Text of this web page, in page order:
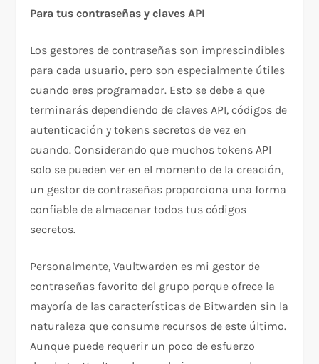
Para tus contraseñas y claves API
Los gestores de contraseñas son imprescindibles
para cada usuario, pero son especialmente útiles
cuando eres programador. Esto se debe a que
terminarás dependiendo de claves API, códigos de
autenticación y tokens secretos de vez en
cuando. Considerando que muchos tokens API
solo se pueden ver en el momento de la creación,
un gestor de contraseñas proporciona una forma
confiable de almacenar todos tus códigos
secretos.
Personalmente, Vaultwarden es mi gestor de
contraseñas favorito del grupo porque ofrece la
mayoría de las características de Bitwarden sin la
naturaleza que consume recursos de este último.
Aunque puede requerir un poco de esfuerzo